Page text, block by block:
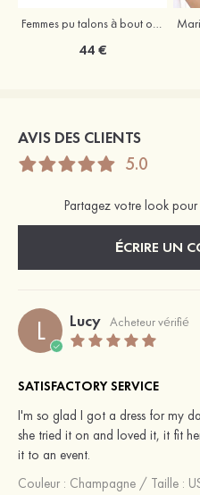
44 €
AVIS DES CLIENTS
5.0
Partagez votre look
ÉCRIRE UN
L Lucy Acheteur vérifié
SATISFACTORY SERVICE
I'm so glad I got a dress for my
she tried it on and loved it, it fit
it to an event.
Couleur : Champagne / Taille :